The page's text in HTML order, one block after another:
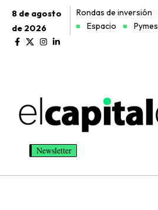
8 de agosto
de 2026
Rondas de inversión
Espacio
Pymes
Newsletter